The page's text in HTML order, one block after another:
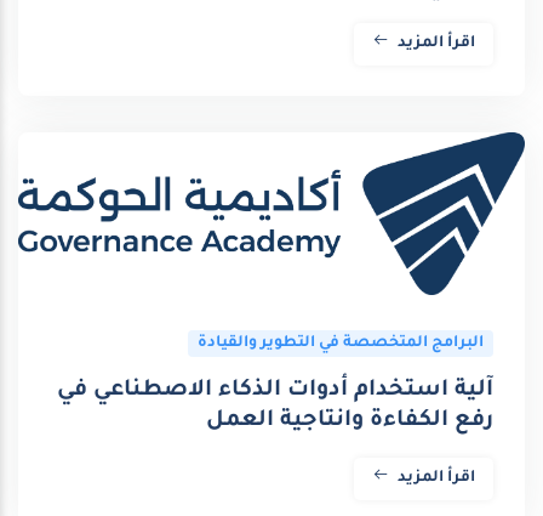
اقرأ المزيد
البرامج المتخصصة في التطوير والقيادة
آلية استخدام أدوات الذكاء الاصطناعي في
رفع الكفاءة وانتاجية العمل
اقرأ المزيد